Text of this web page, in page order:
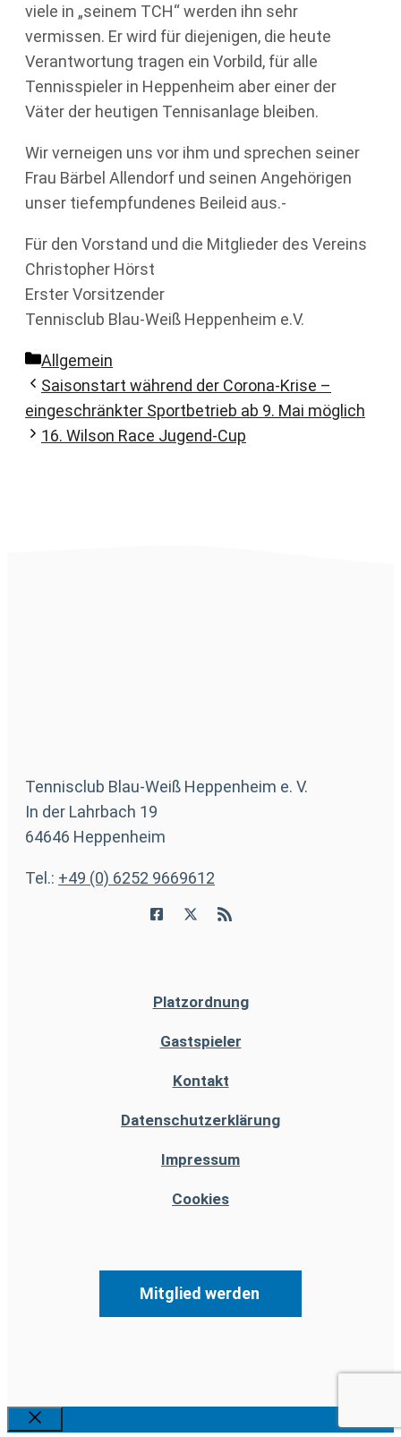
viele in „seinem TCH“ werden ihn sehr
vermissen. Er wird für diejenigen, die heute
Verantwortung tragen ein Vorbild, für alle
Tennisspieler in Heppenheim aber einer der
Väter der heutigen Tennisanlage bleiben.
Wir verneigen uns vor ihm und sprechen seiner
Frau Bärbel Allendorf und seinen Angehörigen
unser tiefempfundenes Beileid aus.-
Für den Vorstand und die Mitglieder des Vereins
Christopher Hörst
Erster Vorsitzender
Tennisclub Blau-Weiß Heppenheim e.V.
Kategorien
Allgemein
Saisonstart während der Corona-Krise –
eingeschränkter Sportbetrieb ab 9. Mai möglich
16. Wilson Race Jugend-Cup
Tennisclub Blau-Weiß Heppenheim e. V.
In der Lahrbach 19
64646 Heppenheim
Tel.: +49 (0) 6252 9669612
Platzordnung
Gastspieler
Kontakt
Datenschutzerklärung
Impressum
Cookies
Mitglied werden